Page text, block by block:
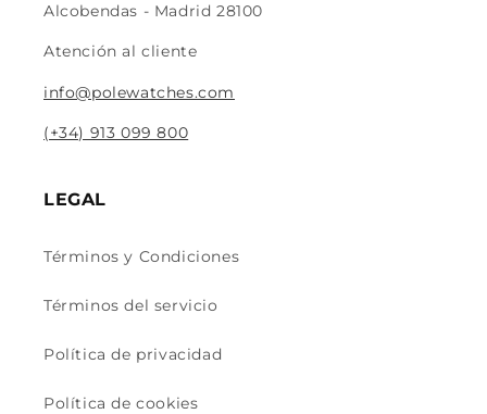
Alcobendas - Madrid 28100
Atención al cliente
info@polewatches.com
(+34) 913 099 800
LEGAL
Términos y Condiciones
Términos del servicio
Política de privacidad
Política de cookies